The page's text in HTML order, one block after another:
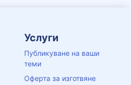
Услуги
Публикуване на ваши
теми
Оферта за изготвяне